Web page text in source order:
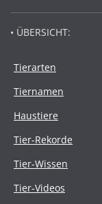
• ÜBERSICHT:
Tierarten
Tiernamen
Haustiere
Tier-Rekorde
Tier-Wissen
Tier-Videos